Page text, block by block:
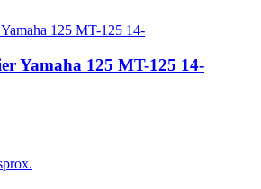
Yamaha 125 MT-125 14-